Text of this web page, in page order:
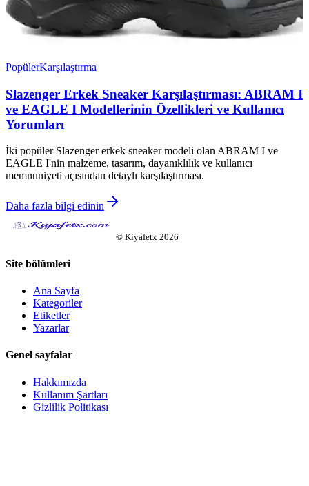
PopülerKarşılaştırma
Slazenger Erkek Sneaker Karşılaştırması: ABRAM I
ve EAGLE I Modellerinin Özellikleri ve Kullanıcı
Yorumları
İki popüler Slazenger erkek sneaker modeli olan ABRAM I ve
EAGLE I'nin malzeme, tasarım, dayanıklılık ve kullanıcı
memnuniyeti açısından detaylı karşılaştırması.
Daha fazla bilgi edinin
© Kiyafetx 2026
Site bölümleri
Ana Sayfa
Kategoriler
Etiketler
Yazarlar
Genel sayfalar
Hakkımızda
Kullanım Şartları
Gizlilik Politikası